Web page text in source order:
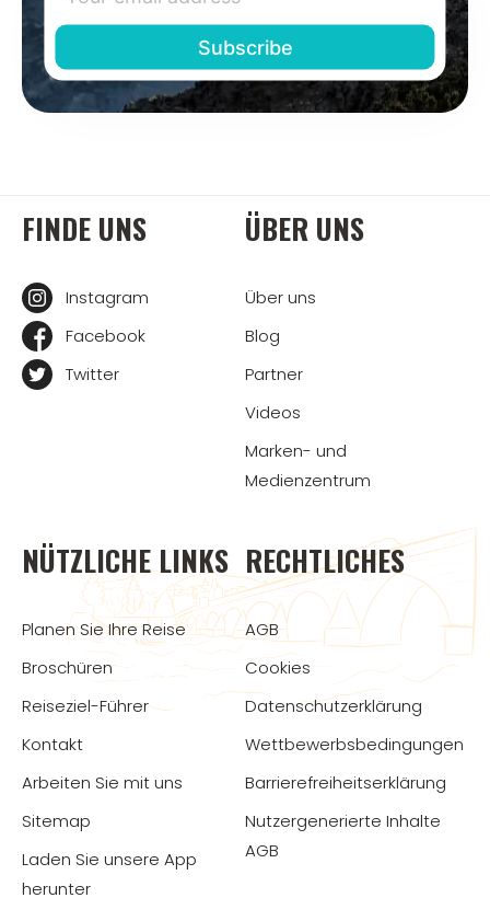
FINDE UNS
Instagram
Facebook
Twitter
ÜBER UNS
Über uns
Blog
Partner
Videos
Marken- und
Medienzentrum
NÜTZLICHE LINKS
Planen Sie Ihre Reise
Broschüren
Reiseziel-Führer
Kontakt
Arbeiten Sie mit uns
Sitemap
Laden Sie unsere App
herunter
RECHTLICHES
AGB
Cookies
Datenschutzerklärung
Wettbewerbsbedingungen
Barrierefreiheitserklärung
Nutzergenerierte Inhalte
AGB